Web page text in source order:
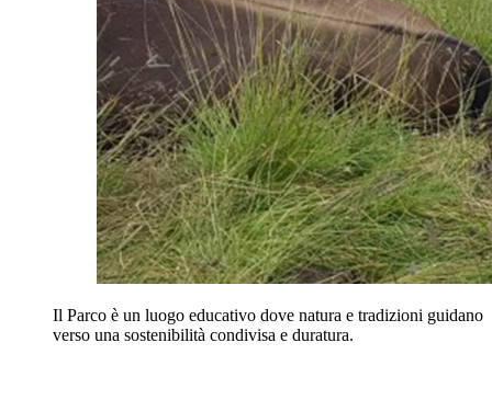
Il Parco è un luogo educativo dove natura e tradizioni guidano
verso una sostenibilità condivisa e duratura.